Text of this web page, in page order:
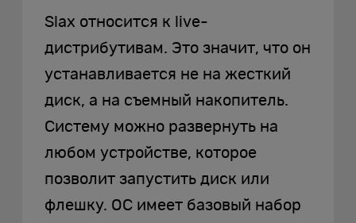
Slax относится к live-
дистрибутивам. Это значит, что он
устанавливается не на жесткий
диск, а на съемный накопитель.
Систему можно развернуть на
любом устройстве, которое
позволит запустить диск или
флешку. ОС имеет базовый набор